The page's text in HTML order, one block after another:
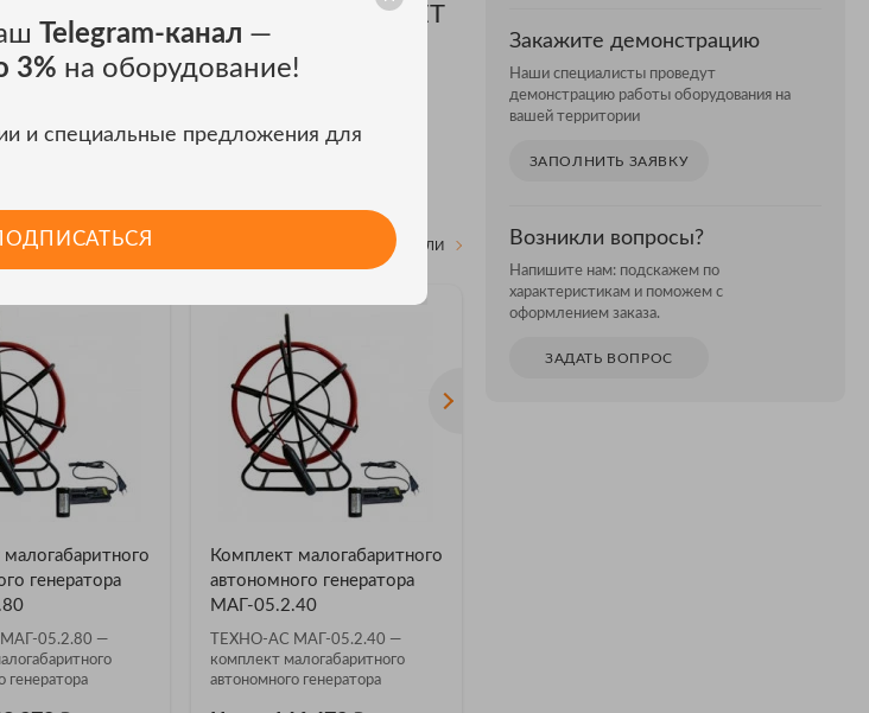
ТРАССОТЕЧЕИСКАТЕЛЯ АТЛЕТ
залегания;
ВСЕ МОДЕЛИ
генератора
05.2.80 —
генератора
Комплект малогабаритного
автономного генератора
МАГ-05.2.40
ТЕХНО-АС МАГ-05.2.40 —
комплект малогабаритного
автономного генератора
Закажите демонстрацию
Наши специалисты проведут
демонстрацию работы оборудования на
вашей территории
ЗАПОЛНИТЬ ЗАЯВКУ
Возникли вопросы?
Напишите нам: подскажем по
характеристикам и поможем с
оформлением заказа.
ЗАДАТЬ ВОПРОС
Telegram-канал —
3% на оборудование!
и специальные предложения для